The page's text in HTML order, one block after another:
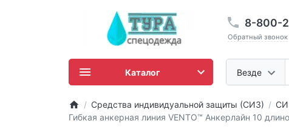
8-800-
Обратный звонок
Везде
Каталог
Средства индивидуальной защиты (СИЗ)
Гибкая анкерная линия VENTO™ Анкерлайн 10